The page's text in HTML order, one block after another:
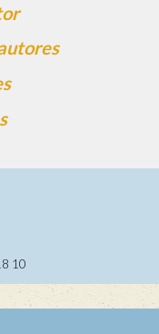
10